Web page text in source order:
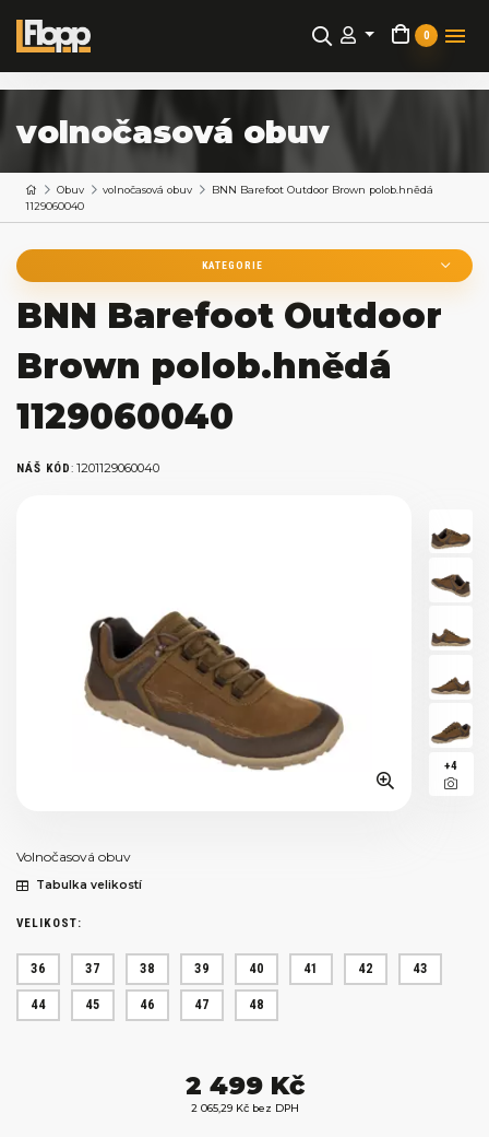
0
volnočasová obuv
Obuv volnočasová obuv
BNN Barefoot Outdoor Brown polob.hnědá
1129060040
KATEGORIE
BNN Barefoot Outdoor
Brown polob.hnědá
1129060040
NÁŠ KÓD: 1201129060040
+4
Volnočasová obuv
Tabulka velikostí
VELIKOST:
36 37 38 39 40 41 42 43
44 45 46 47 48
2 499 Kč
2 065,29 Kč bez DPH